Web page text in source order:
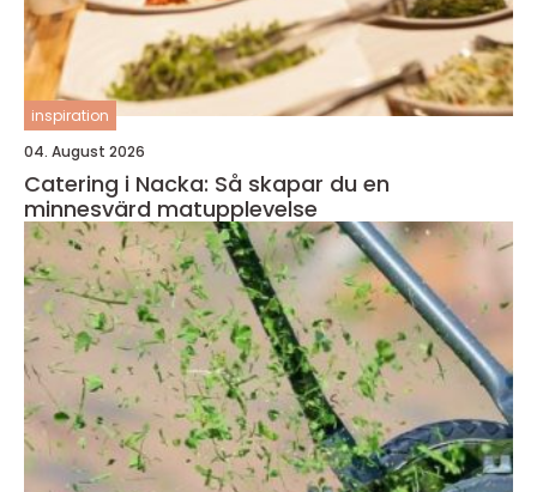
inspiration
04. August 2026
Catering i Nacka: Så skapar du en
minnesvärd matupplevelse